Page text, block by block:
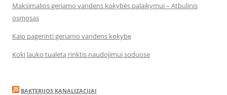
Maksimalios geriamo vandens kokybės palaikymui – Atbulinis
osmosas
Kaip pagerinti geriamo vandens kokybę
Kokį lauko tualetą rinktis naudojimui soduose
BAKTERIJOS KANALIZACIJAI